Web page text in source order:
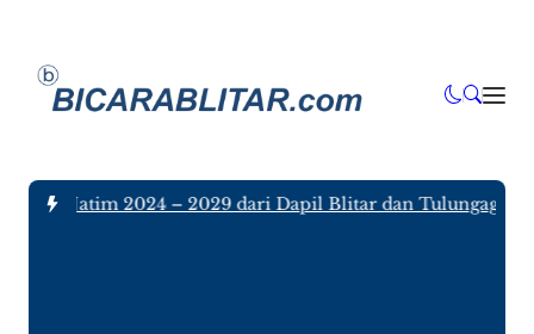
Jatim 2024 – 2029 dari Dapil Blitar dan Tulungagung,